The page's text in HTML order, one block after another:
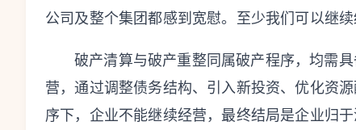
公司及整个集团都感到宽慰。至少我们可以继
破产清算与破产重整同属破产程序，均需
营，通过调整债务结构、引入新投资、优化资
序下，企业不能继续经营，最终结局是企业归于